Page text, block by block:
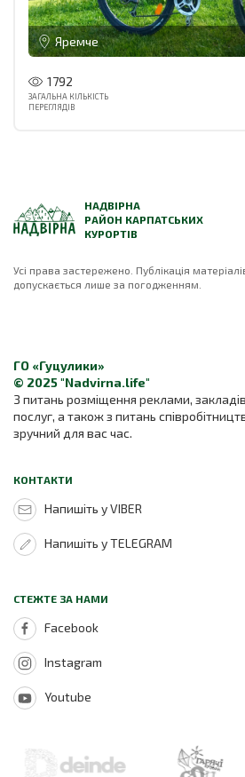
Яремче
1792
ЗАГАЛЬНА КІЛЬКІСТЬ
ПЕРЕГЛЯДІВ
НАДВІРНА
РАЙОН КАРПАТСЬКИХ
КУРОРТІВ
Усі права застережено. Публікація
допускається лише за погодженням.
ГО «Гуцулики»
© 2025 "Nadvirna.life"
З питань розміщення реклами,
послуг, а також з питань
зручний для вас час.
КОНТАКТИ
Напишіть у VIBER
Напишіть у TELEGRAM
СТЕЖТЕ ЗА НАМИ
Facebook
Instagram
Youtube